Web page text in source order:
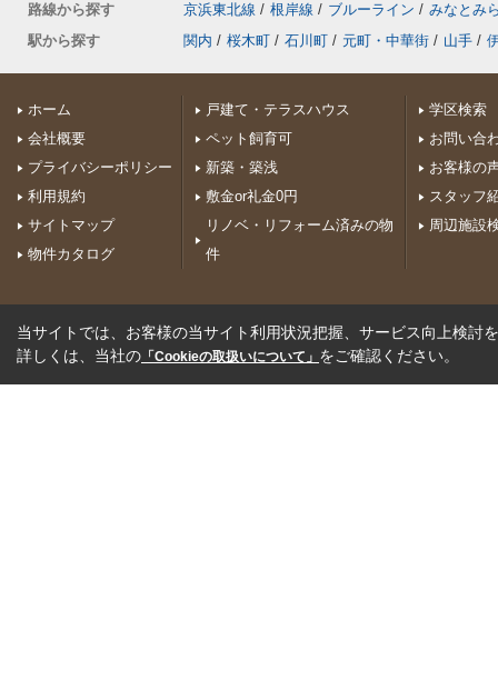
路線から探す
京浜東北線 / 根岸線 / ブルーライン / みなとみ
駅から探す
関内 / 桜木町 / 石川町 / 元町・中華街 / 山手 /
ホーム
会社概要
プライバシーポリシー
利用規約
サイトマップ
物件カタログ
戸建て・テラスハウス
ペット飼育可
新築・築浅
敷金or礼金0円
リノベ・リフォーム済みの物
件
学区検索
お問い合
お客様の
スタッフ
周辺施設
当サイトでは、お客様の当サイト利用状況把握、サービス向上検討
詳しくは、当社の 「Cookieの取扱いについて」 をご確認ください。